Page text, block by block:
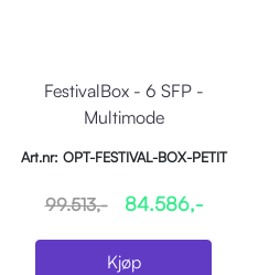
FestivalBox - 6 SFP -
Multimode
Art.nr: OPT-FESTIVAL-BOX-PETIT
99.513,- 84.586,-
Kjøp